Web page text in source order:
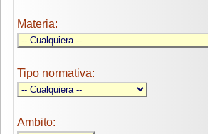
Materia:
Tipo normativa:
Ambito: